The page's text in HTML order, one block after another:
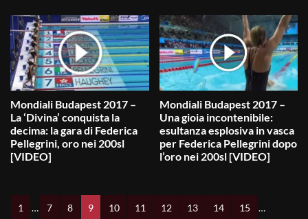
Mondiali Budapest 2017 –
La ‘Divina’ conquista la
decima: la gara di Federica
Pellegrini, oro nei 200sl
[VIDEO]
Mondiali Budapest 2017 –
Una gioia incontenibile:
esultanza esplosiva in vasca
per Federica Pellegrini dopo
l’oro nei 200sl [VIDEO]
1 … 7 8 9 10 11 12 13 14 15 …